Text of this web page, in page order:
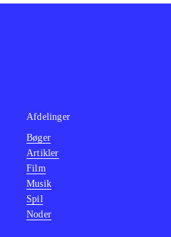
Afdelinger
Bøger
Artikler
Film
Musik
Spil
Noder